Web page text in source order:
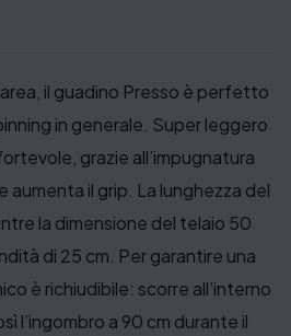
il guadino Presso è perfetto
in generale. Super leggero
grazie all’impugnatura
aumenta il grip. La lunghezza del
la dimensione del telaio 50
di 25 cm. Per garantire una
è richiudibile: scorre all’interno
l’ingombro a 90 cm durante il